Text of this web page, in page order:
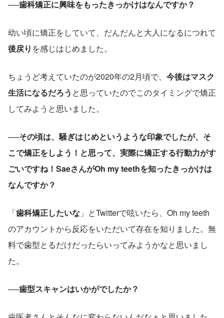
──歯科矯正に興味をもったきっかけはなんですか？
幼い頃に矯正をしていて、だんだんと大人になるにつれて
後戻り を感じはじめました。
ちょうど考えていたのが2020年の2月頃で、 今後はマスク
生活になるだろう と思っていたのでこのタイミングで矯正
してみようと思いました。
──その頃は、騒ぎはじめというような印象でしたが、そ
こで矯正をしよう！と思って、実際に矯正する行動力がす
ごいですね！SaeさんがOh my teethを知ったきっかけは
なんですか？
「歯科矯正したいな 」とTwitterで呟いたら、Oh my teeth
のアカウントから反応をいただいて存在を知りました。無
料で歯型とるだけだったらいってみようかなと思いまし
た。
──歯型スキャンはいかがでしたか？